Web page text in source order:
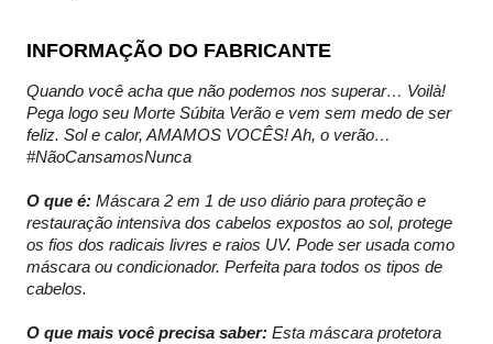
INFORMAÇÃO DO FABRICANTE
Quando você acha que não podemos nos superar… Voilà!
Pega logo seu Morte Súbita Verão e vem sem medo de ser
feliz. Sol e calor, AMAMOS VOCÊS! Ah, o verão…
#NãoCansamosNunca
O que é: Máscara 2 em 1 de uso diário para proteção e
restauração intensiva dos cabelos expostos ao sol, protege
os fios dos radicais livres e raios UV. Pode ser usada como
máscara ou condicionador. Perfeita para todos os tipos de
cabelos.
O que mais você precisa saber: Esta máscara protetora